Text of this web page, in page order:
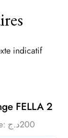
FELLA 2
200د.ج